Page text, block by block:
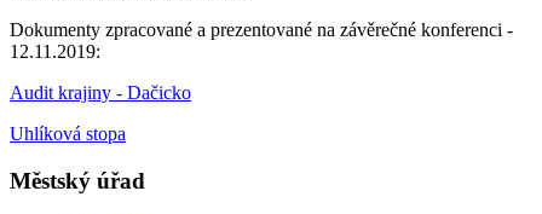
Dokumenty zpracované a prezentované na závěrečné konferenci -
12.11.2019:
Audit krajiny - Dačicko
Uhlíková stopa
Městský úřad